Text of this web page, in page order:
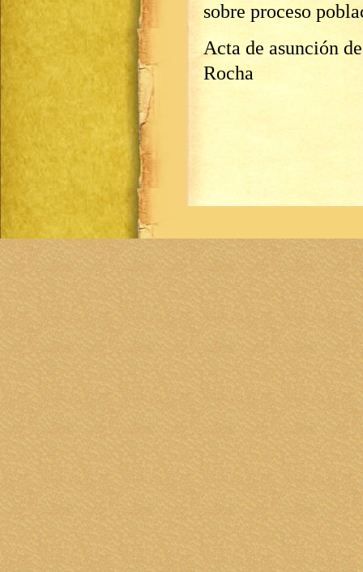
sobre proceso
Acta de asunción
Rocha